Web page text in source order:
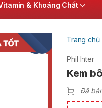
& Khoáng Chất
Trang chủ
Phil Inter
Kem
Đã